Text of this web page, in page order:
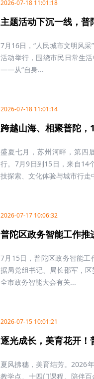
2026-07-18 11:01:18
主题活动下沉一线，普
7月16日，“人民城市文明风采
活动举行，围绕市民日常生
——从“自身...
2026-07-18 11:01:14
跨越山海、相聚普陀，
盛夏七月，苏州河畔，第四
行。7月9日到15日，来自14
技探索、文化体验与城市行走
2026-07-17 10:06:32
普陀区政务智能工作
7月15日，普陀区政务智能
据局党组书记、局长邵军，
全市政务智能大会有关...
2026-07-15 10:01:21
逐光成长，美育花开
夏风拂穗，美育结芳。2026
教学点、十四门课程、陪伴